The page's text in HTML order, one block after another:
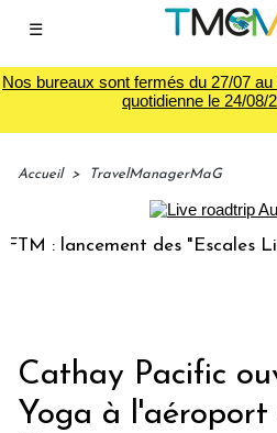
☰
Nos bureaux sont fermés du 27/07
quotidienne le 24/08/
Accueil > TravelManagerMaG
: lancement des "Escales
Cathay Pacific
Yoga à l'aéroport